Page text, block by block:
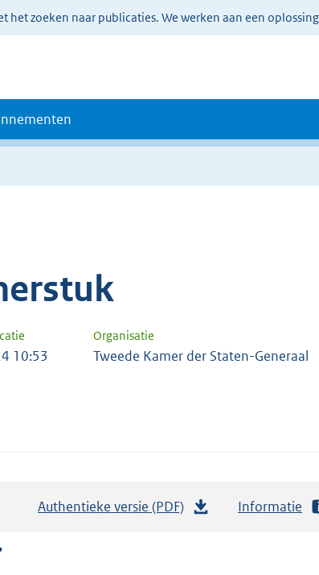
het zoeken naar publicaties. We werken aan een
Organisatie
10:53 Tweede Kamer der Staten-Generaal
Authentieke versie (PDF) Informatie